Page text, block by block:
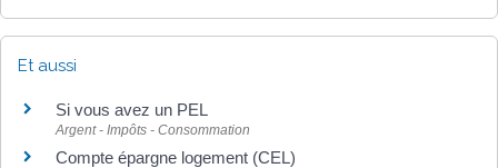
Et aussi
Si vous avez un PEL
Argent - Impôts - Consommation
Compte épargne logement (CEL)